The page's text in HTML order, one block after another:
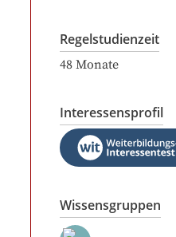
Regelstudienzeit
48 Monate
Interessensprofil
Wissensgruppen